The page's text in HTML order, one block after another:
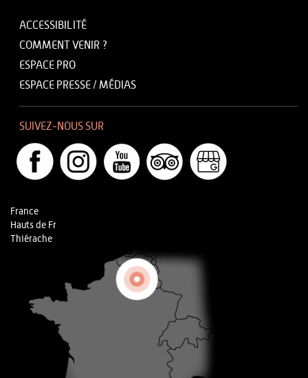
ACCESSIBILITÉ
COMMENT VENIR ?
ESPACE PRO
ESPACE PRESSE / MÉDIAS
SUIVEZ-NOUS SUR
France
Hauts de Fr
Thiérache